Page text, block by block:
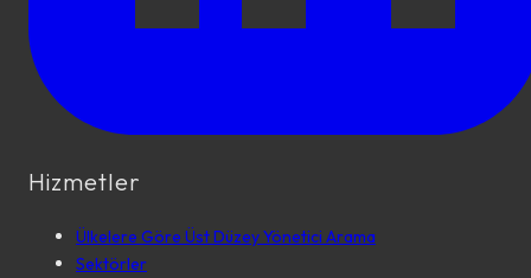
Hizmetler
Ülkelere Göre Üst Düzey Yönetici Arama
Sektörler